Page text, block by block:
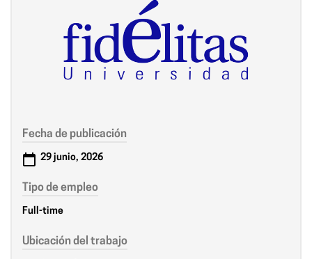
Fecha de publicación
29 junio, 2026
Tipo de empleo
Full-time
Ubicación del trabajo